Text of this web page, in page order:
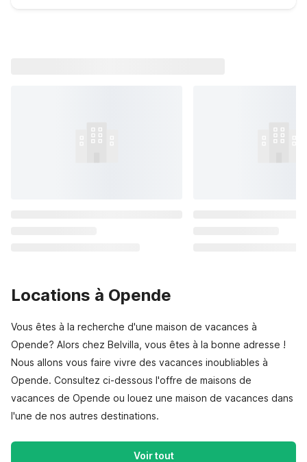
Locations à Opende
Vous êtes à la recherche d'une maison de vacances à
Opende? Alors chez Belvilla, vous êtes à la bonne adresse !
Nous allons vous faire vivre des vacances inoubliables à
Opende. Consultez ci-dessous l'offre de maisons de
vacances de Opende ou louez une maison de vacances dans
l'une de nos autres destinations.
Voir tout